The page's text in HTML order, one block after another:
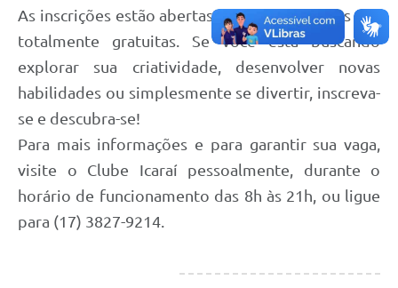
As inscrições estão abertas e todas as oficinas são
totalmente gratuitas. Se você está buscando
explorar sua criatividade, desenvolver novas
habilidades ou simplesmente se divertir, inscreva-
se e descubra-se!
Para mais informações e para garantir sua vaga,
visite o Clube Icaraí pessoalmente, durante o
horário de funcionamento das 8h às 21h, ou ligue
para (17) 3827-9214.